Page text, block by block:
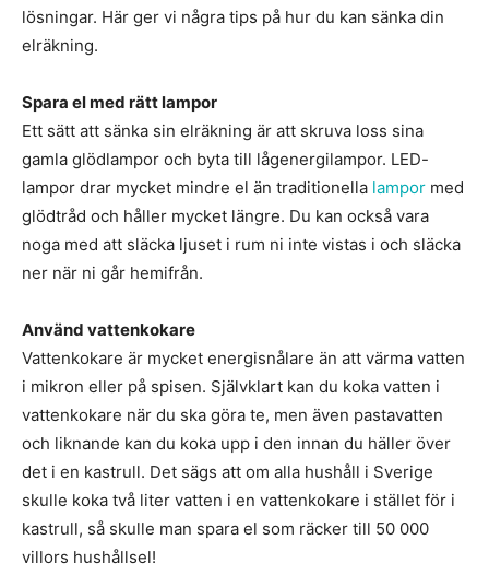
lösningar. Här ger vi några tips på hur du kan sänka din
elräkning.
Spara el med rätt lampor
Ett sätt att sänka sin elräkning är att skruva loss sina
gamla glödlampor och byta till lågenergilampor. LED-
lampor drar mycket mindre el än traditionella lampor med
glödtråd och håller mycket längre. Du kan också vara
noga med att släcka ljuset i rum ni inte vistas i och släcka
ner när ni går hemifrån.
Använd vattenkokare
Vattenkokare är mycket energisnålare än att värma vatten
i mikron eller på spisen. Självklart kan du koka vatten i
vattenkokare när du ska göra te, men även pastavatten
och liknande kan du koka upp i den innan du häller över
det i en kastrull. Det sägs att om alla hushåll i Sverige
skulle koka två liter vatten i en vattenkokare i stället för i
kastrull, så skulle man spara el som räcker till 50 000
villors hushållsel!